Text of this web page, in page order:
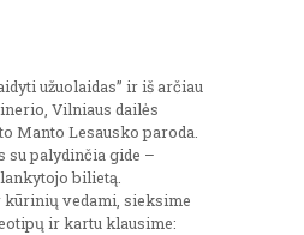
užuolaidas” ir iš arčiau
Vilniaus dailės
Manto Lesausko paroda.
su palydinčia gide –
bilietą.
kūrinių vedami, sieksime
ir kartu klausime: